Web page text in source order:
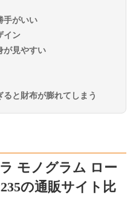
手がいい
イン
が見やすい
ると財布が膨れてしまう
モノグラム ロー
の通販サイト比